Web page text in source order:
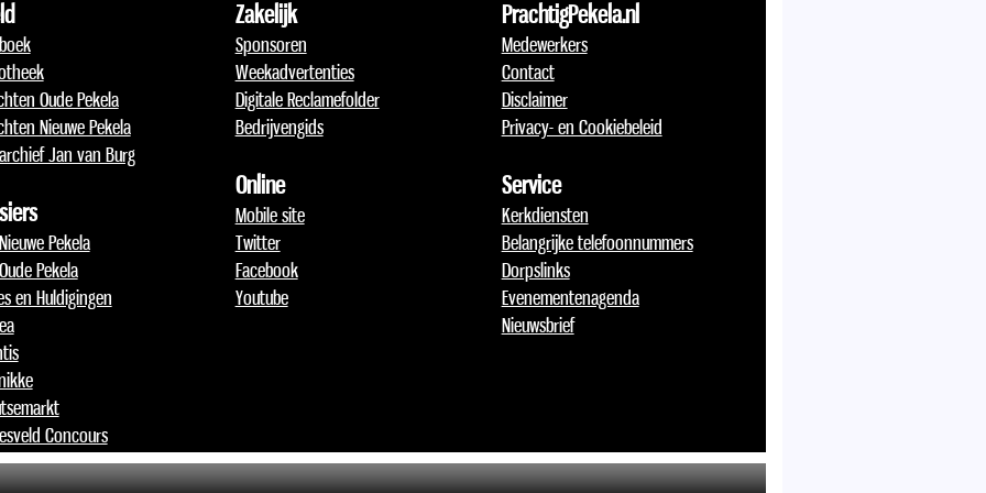
Oude Pekela
Nieuwe Pekela
Jan van Burg
Pekela
Pekela
en Huldigingen
Concours
Zakelijk
Sponsoren
Weekadvertenties
Digitale Reclamefolder
Bedrijvengids
Online
Mobile site
Twitter
Facebook
Youtube
PrachtigPekela.nl
Medewerkers
Contact
Disclaimer
Privacy- en Cookiebeleid
Service
Kerkdiensten
Belangrijke telefoonnummers
Dorpslinks
Evenementenagenda
Nieuwsbrief